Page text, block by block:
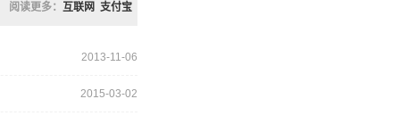
阅读更多： 互联网 支付宝
2013-11-06
2015-03-02